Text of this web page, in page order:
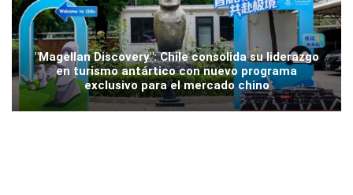
"Magellan Discovery": Chile consolida su liderazgo
en turismo antártico con nuevo programa
exclusivo para el mercado chino